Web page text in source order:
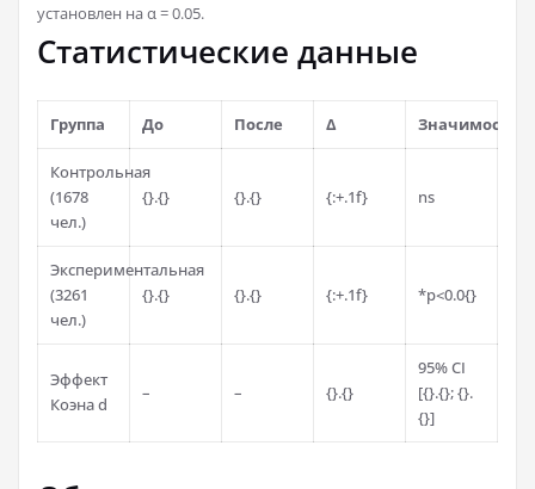
установлен на α = 0.05.
Статистические данные
Группа До После Δ Значимость
Контрольная
(1678
чел.)
{}.{} {}.{} {:+.1f} ns
Экспериментальная
(3261
чел.)
{}.{} {}.{} {:+.1f} *p<0.0{}
Эффект
Коэна d
– – {}.{}
95% CI
[{}.{}; {}.
{}]